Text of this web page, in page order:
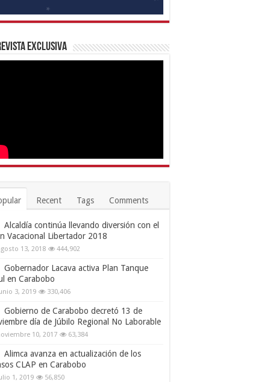
Exclusiva
Recent Tags Comments
Alcaldía continúa llevando diversión con el
Vacacional Libertador 2018
13, 2018 444,902
Gobernador Lacava activa Plan Tanque
en Carabobo
3, 2019 330,406
Gobierno de Carabobo decretó 13 de
día de Júbilo Regional No Laborable
10, 2017 63,384
Alimca avanza en actualización de los
CLAP en Carabobo
1, 2019 56,850